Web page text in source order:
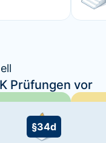
Prüfungen vor
§34d